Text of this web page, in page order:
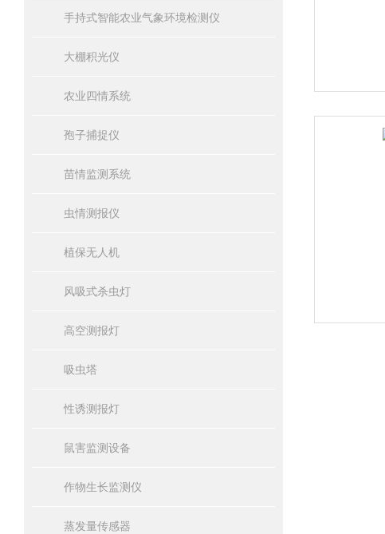
手持式智能农业气象环境检测仪
大棚积光仪
农业四情系统
孢子捕捉仪
苗情监测系统
虫情测报仪
植保无人机
风吸式杀虫灯
高空测报灯
吸虫塔
性诱测报灯
鼠害监测设备
作物生长监测仪
蒸发量传感器